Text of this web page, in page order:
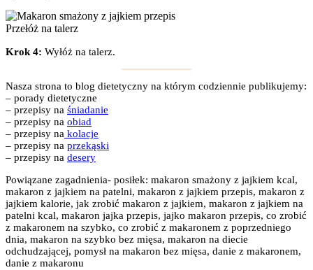
Przełóż na talerz
Krok 4: Wyłóż na talerz.
Nasza strona to blog dietetyczny na którym codziennie publikujemy:
– porady dietetyczne
– przepisy na śniadanie
– przepisy na obiad
– przepisy na kolacje
– przepisy na przekąski
– przepisy na desery
Powiązane zagadnienia- posiłek: makaron smażony z jajkiem kcal,
makaron z jajkiem na patelni, makaron z jajkiem przepis, makaron z
jajkiem kalorie, jak zrobić makaron z jajkiem, makaron z jajkiem na
patelni kcal, makaron jajka przepis, jajko makaron przepis, co zrobić
z makaronem na szybko, co zrobić z makaronem z poprzedniego
dnia, makaron na szybko bez mięsa, makaron na diecie
odchudzającej, pomysł na makaron bez mięsa, danie z makaronem,
danie z makaronu